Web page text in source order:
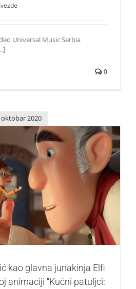
Universal Music Serbia
0
oktobar 2020
kao glavna junakinja Elfi u
“Kućni patuljci: Operacija
kolačići“
Život i zabava
kao glavna junakinja Elfi
animaciji “Kućni patuljci: